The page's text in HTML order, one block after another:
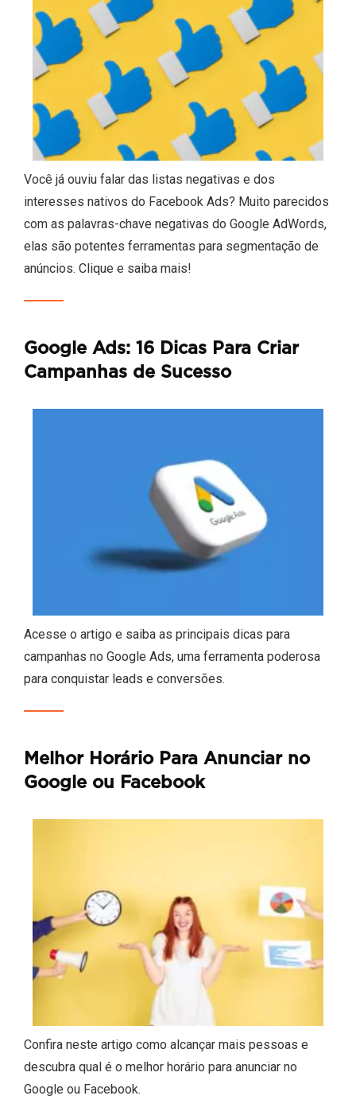
Você já ouviu falar das listas negativas e dos
interesses nativos do Facebook Ads? Muito parecidos
com as palavras-chave negativas do Google AdWords,
elas são potentes ferramentas para segmentação de
anúncios. Clique e saiba mais!
Google Ads: 16 Dicas Para Criar
Campanhas de Sucesso
Acesse o artigo e saiba as principais dicas para
campanhas no Google Ads, uma ferramenta poderosa
para conquistar leads e conversões.
Melhor Horário Para Anunciar no
Google ou Facebook
Confira neste artigo como alcançar mais pessoas e
descubra qual é o melhor horário para anunciar no
Google ou Facebook.